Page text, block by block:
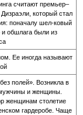
считают премьер–
который стал
поначалу шел-ковый
и обшлага были из
Ее иногда называют
полей». Возникла в
и женщины.
женщинам столетие
гардеробе. Чаще